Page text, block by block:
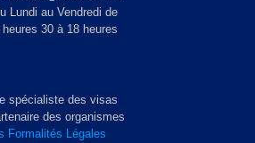
Lundi au Vendredi de
heures 30 à 18 heures
spécialiste des visas
des organismes
Formalités Légales